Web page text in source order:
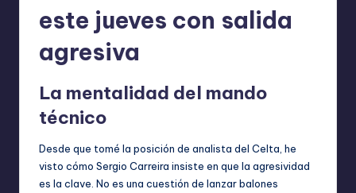
este jueves con salida
agresiva
La mentalidad del mando
técnico
Desde que tomé la posición de analista del Celta, he
visto cómo Sergio Carreira insiste en que la agresividad
es la clave. No es una cuestión de lanzar balones